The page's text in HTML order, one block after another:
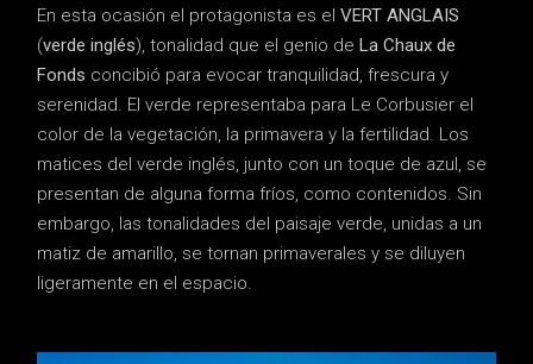
En esta ocasión el protagonista es elVERT ANGLAIS
(verde inglés), tonalidad que el genio deLa Chaux de
Fonds concibió para evocar tranquilidad, frescura y
serenidad. El verde representaba para Le Corbusier el
color de la vegetación, la primavera y la fertilidad. Los
matices del verde inglés, junto con un toque de azul, se
presentan de alguna forma fríos, como contenidos. Sin
embargo, las tonalidades del paisaje verde, unidas a un
matiz de amarillo, se tornan primaverales y se diluyen
ligeramente en el espacio.